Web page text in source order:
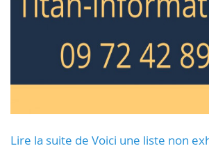
Lire la suite de Voici une liste non